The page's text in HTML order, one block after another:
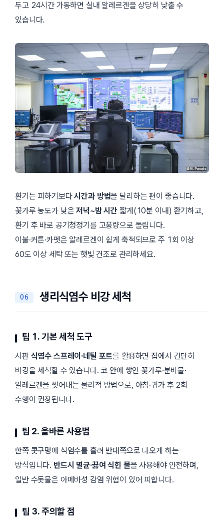
두고 24시간 가동하면 실내 알레르겐을 상당히 낮출 수
있습니다.
환기는 피하기보다시간과 방법을 달리하는 편이 좋습니다.
꽃가루 농도가 낮은저녁~밤 시간 짧게(10분 이내) 환기하고,
환기 후 바로 공기청정기를 고풍량으로 돌립니다.
이불·커튼·카펫은 알레르겐이 쉽게 축적되므로 주 1회 이상
60도 이상 세탁 또는 햇빛 건조로 관리하세요.
생리식염수 비강 세척
팁 1. 기본 세척 도구
시판 식염수 스프레이·네틸 포트를 활용하면 집에서 간단히
비강을 세척할 수 있습니다. 코 안에 쌓인 꽃가루·분비물·
알레르겐을 씻어내는 물리적 방법으로, 아침·귀가 후 2회
수행이 권장됩니다.
팁 2. 올바른 사용법
한쪽 콧구멍에 식염수를 흘려 반대쪽으로 나오게 하는
방식입니다. 반드시 멸균·끓여 식힌 물을 사용해야 안전하며,
일반 수돗물은 아메바성 감염 위험이 있어 피합니다.
팁 3. 주의할 점